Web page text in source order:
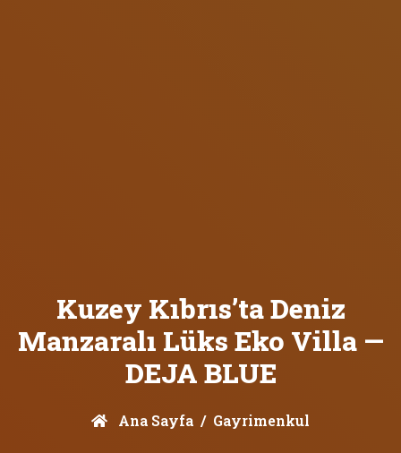
Kuzey Kıbrıs’ta Deniz
Manzaralı Lüks Eko Villa —
DEJA BLUE
Ana Sayfa Gayrimenkul